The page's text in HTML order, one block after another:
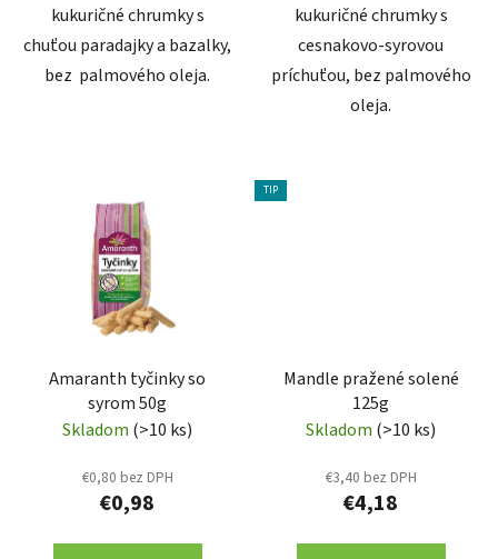
kukuričné chrumky s
chuťou paradajky a bazalky,
bez palmového oleja.
kukuričné chrumky s
cesnakovo-syrovou
príchuťou, bez palmového
oleja.
Amaranth tyčinky so
syrom 50g
Skladom (>10 ks)
€0,80 bez DPH
€0,98
TIP
Mandle pražené solené
125g
Skladom (>10 ks)
€3,40 bez DPH
€4,18